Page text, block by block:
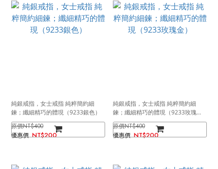
純銀戒指，女士戒指 純粹簡約細
鍊；纖細精巧的體現（9233銀色）
NT$400
NT$200
純銀戒指，女士戒指 純粹簡約細
鍊；纖細精巧的體現（9233玫瑰
金）
NT$400
NT$200